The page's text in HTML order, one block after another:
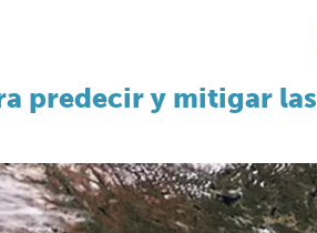
predecir y mitigar las